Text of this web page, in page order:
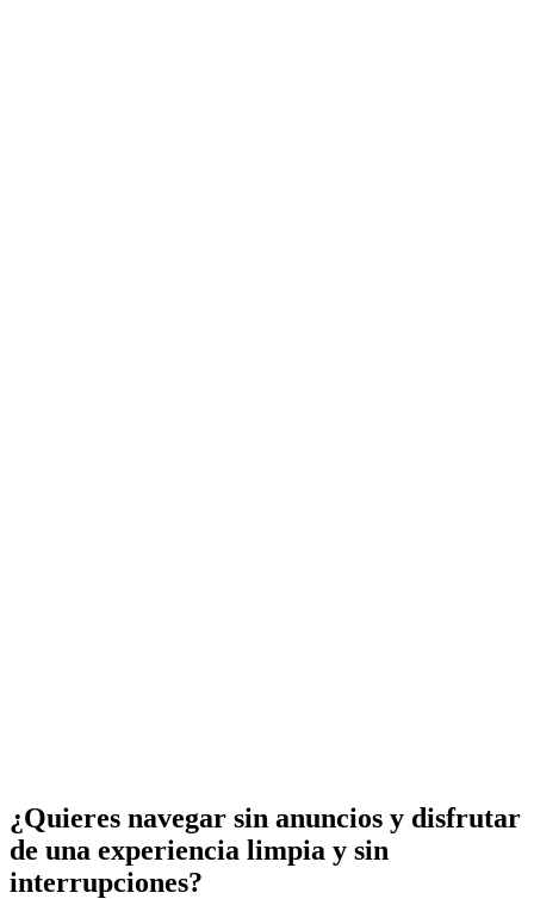
¿Quieres navegar sin anuncios y disfrutar
de una experiencia limpia y sin
interrupciones?